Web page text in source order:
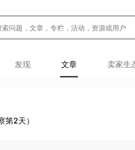
发现 文章 卖家生
2天）